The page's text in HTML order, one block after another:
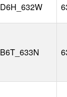
D6H_632W
B6T_633N